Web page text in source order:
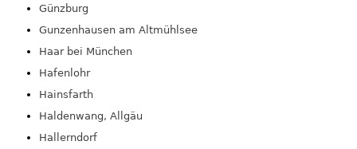
Günzburg
Gunzenhausen am Altmühlsee
Haar bei München
Hafenlohr
Hainsfarth
Haldenwang, Allgäu
Hallerndorf